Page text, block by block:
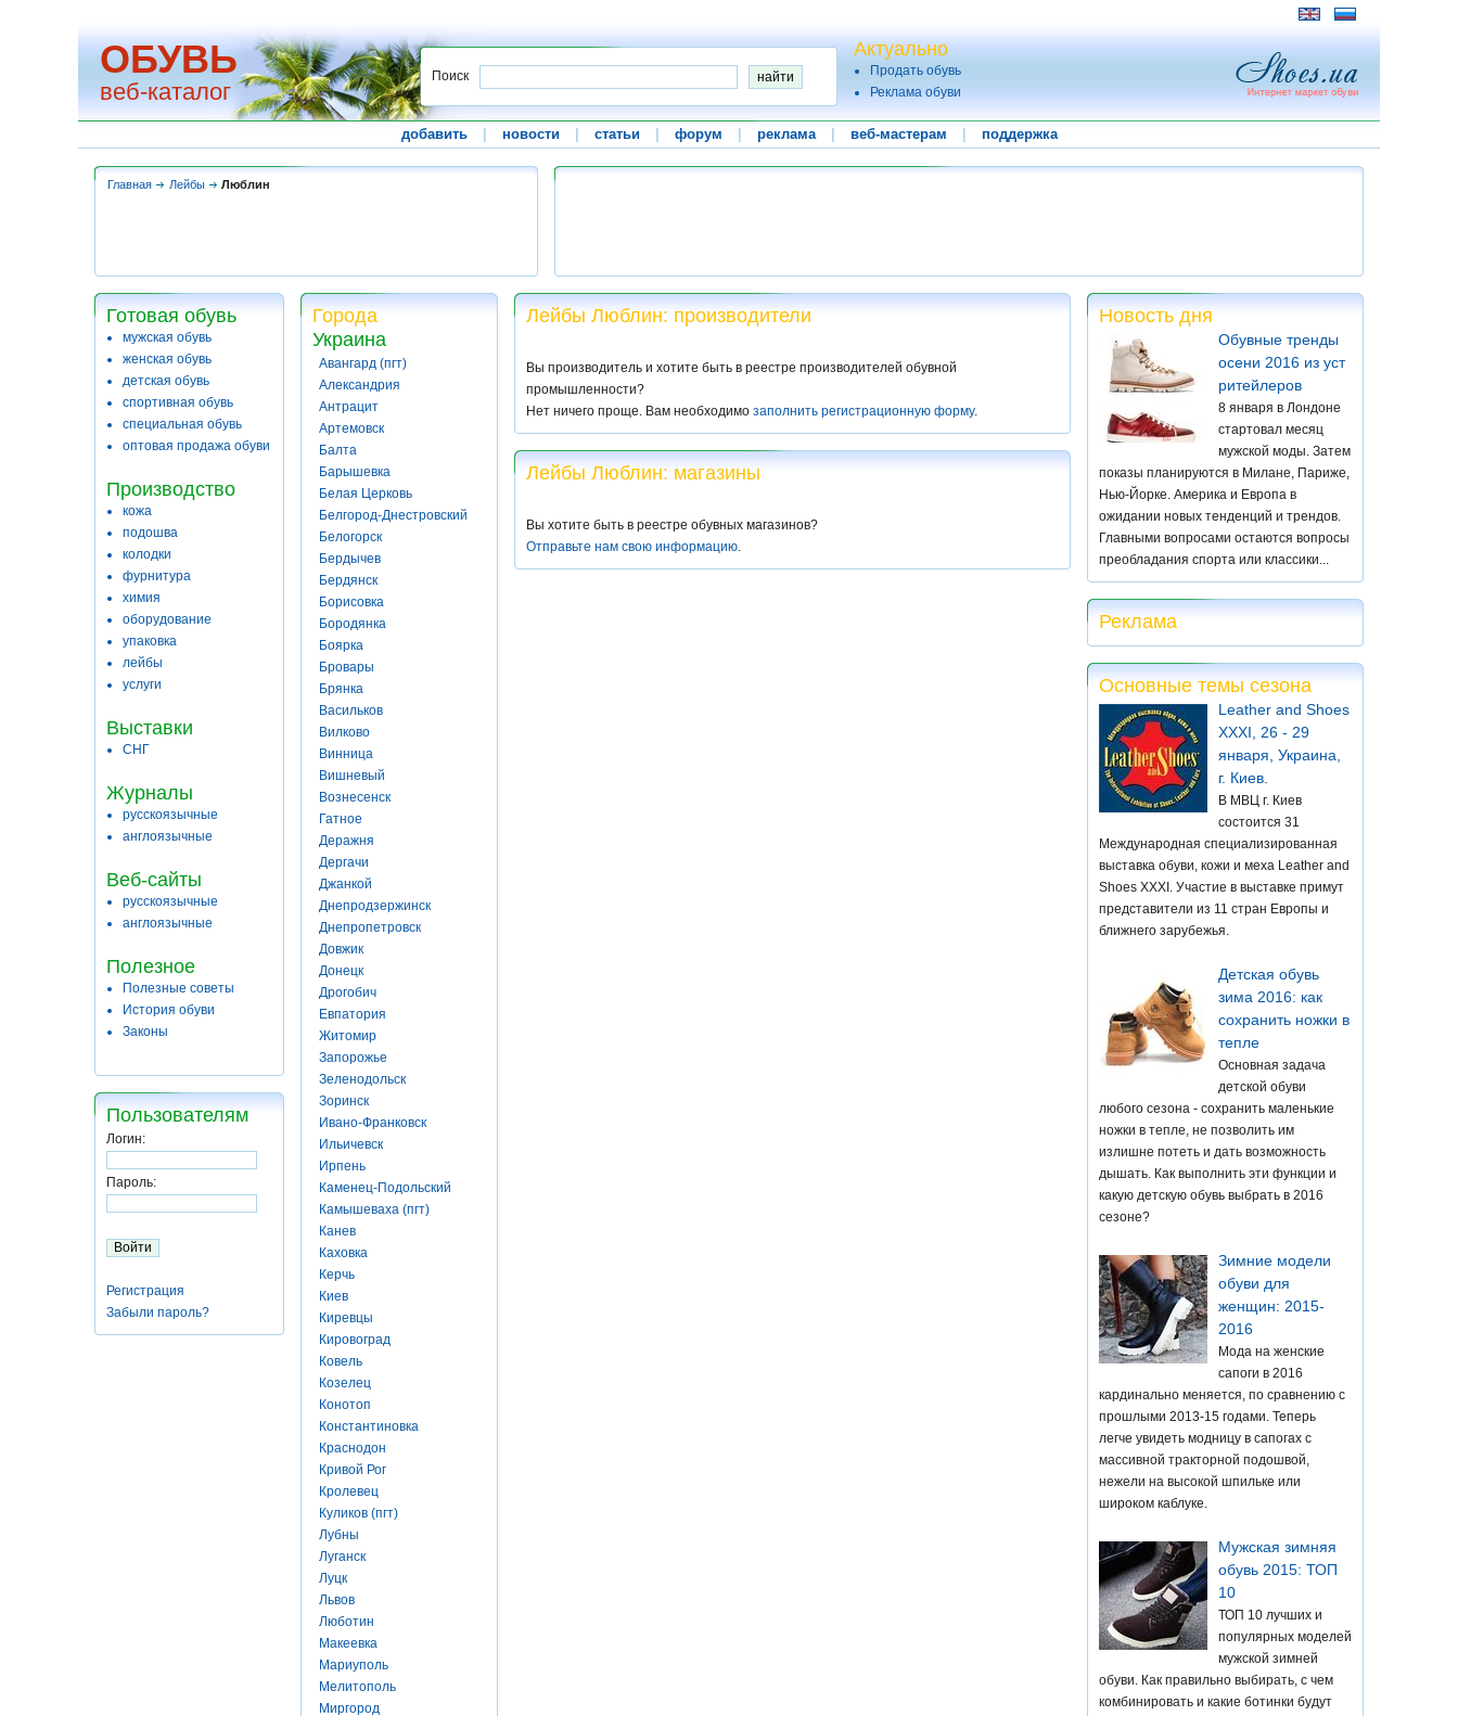
ОБУВЬ
веб-каталог
Поиск
Актуально
Продать обувь
Реклама обуви
добавить новости статьи форум реклама веб-мастерам поддержка
Главная Лейбы Люблин
Готовая обувь
мужская обувь
женская обувь
детская обувь
спортивная обувь
специальная обувь
оптовая продажа обуви
Производство
кожа
подошва
колодки
фурнитура
химия
оборудование
упаковка
лейбы
услуги
Выставки
СНГ
Журналы
русскоязычные
англоязычные
Веб-сайты
русскоязычные
англоязычные
Полезное
Полезные советы
История обуви
Законы
Пользователям
Логин:
Пароль:
Регистрация
Забыли пароль?
Города
Украина
Авангард (пгт)
Александрия
Антрацит
Артемовск
Балта
Барышевка
Белая Церковь
Белгород-Днестровский
Белогорск
Бердычев
Бердянск
Борисовка
Бородянка
Боярка
Бровары
Брянка
Васильков
Вилково
Винница
Вишневый
Вознесенск
Гатное
Деражня
Дергачи
Джанкой
Днепродзержинск
Днепропетровск
Довжик
Донецк
Дрогобич
Евпатория
Житомир
Запорожье
Зеленодольск
Зоринск
Ивано-Франковск
Ильичевск
Ирпень
Каменец-Подольский
Камышеваха (пгт)
Канев
Каховка
Керчь
Киев
Киревцы
Кировоград
Ковель
Козелец
Конотоп
Константиновка
Краснодон
Кривой Рог
Кролевец
Куликов (пгт)
Лубны
Луганск
Луцк
Львов
Люботин
Макеевка
Мариуполь
Мелитополь
Миргород
Лейбы Люблин: производители
Вы производитель и хотите быть в реестре производителей обувной
промышленности?
Нет ничего проще. Вам необходимо заполнить регистрационную форму.
Лейбы Люблин: магазины
Вы хотите быть в реестре обувных магазинов?
Отправьте нам свою информацию.
Новость дня
Обувные тренды
осени 2016 из уст
ритейлеров
8 января в Лондоне
стартовал месяц
мужской моды. Затем
показы планируются в Милане, Париже,
Нью-Йорке. Америка и Европа в
ожидании новых тенденций и трендов.
Главными вопросами остаются вопросы
преобладания спорта или классики...
Реклама
Основные темы сезона
Leather and Shoes
XXXI, 26 - 29
января, Украина,
г. Киев.
В МВЦ г. Киев
состоится 31
Международная специализированная
выставка обуви, кожи и меха Leather and
Shoes XXXI. Участие в выставке примут
представители из 11 стран Европы и
ближнего зарубежья.
Детская обувь
зима 2016: как
сохранить ножки в
тепле
Основная задача
детской обуви
любого сезона - сохранить маленькие
ножки в тепле, не позволить им
излишне потеть и дать возможность
дышать. Как выполнить эти функции и
какую детскую обувь выбрать в 2016
сезоне?
Зимние модели
обуви для
женщин: 2015-
2016
Мода на женские
сапоги в 2016
кардинально меняется, по сравнению с
прошлыми 2013-15 годами. Теперь
легче увидеть модницу в сапогах с
массивной тракторной подошвой,
нежели на высокой шпильке или
широком каблуке.
Мужская зимняя
обувь 2015: ТОП
10
ТОП 10 лучших и
популярных моделей
мужской зимней
обуви. Как правильно выбирать, с чем
комбинировать и какие ботинки будут